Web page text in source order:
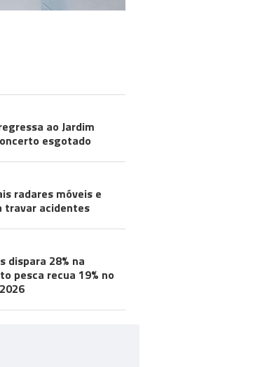
ao Jardim
esgotado
radares móveis e
travar acidentes
dispara 28% na
pesca recua 19% no